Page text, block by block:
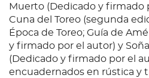
Muerto (Dedicado y firmado
Cuna del Toreo (segunda
Época de Toreo; Guía de
y firmado por el autor) y
(Dedicado y firmado por el
encuadernados en rústica y